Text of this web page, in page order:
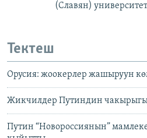
(Славян)
Тектеш
Орусия: жоокерлер жашыруун
Жикчилдер Путиндин
Путин “Новороссиянын”